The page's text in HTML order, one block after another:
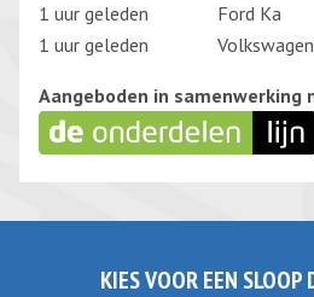
1 uur geleden
Ford Ka
1 uur geleden
Aangeboden in samenwerking
KIES VOOR EEN SLOOP